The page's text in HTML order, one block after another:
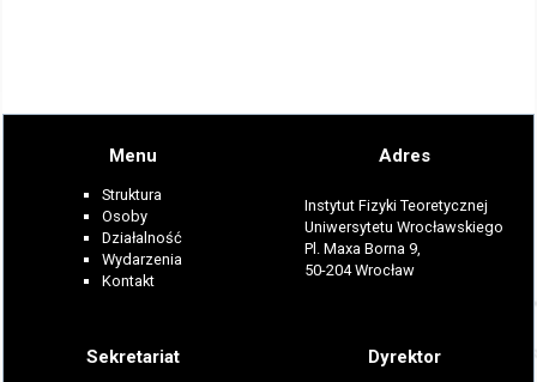
Menu
Struktura
Osoby
Działalność
Wydarzenia
Kontakt
Adres
Instytut Fizyki Teoretycznej
Uniwersytetu Wrocławskiego
Pl. Maxa Borna 9,
50-204 Wrocław
Sekretariat Dyrektor